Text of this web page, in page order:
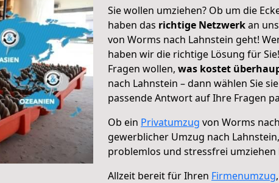
Sie wollen umziehen? Ob um die
haben das richtige Netzwerkan
von Worms nach Lahnstein geht!
haben wir die richtige Lösung für
Fragen wollen, was kostet
nach Lahnstein – dann wählen Sie
passende Antwort auf Ihre Fragen
Ob ein Privatumzug von Worms
gewerblicher Umzug nach Lahnstein,
problemlos und stressfrei umziehen
Allzeit bereit für Ihren Firmenumzug,